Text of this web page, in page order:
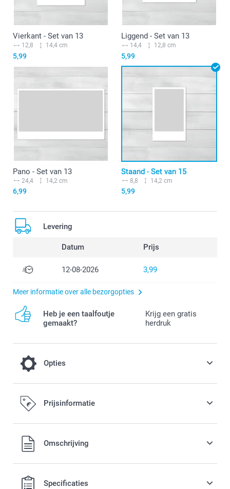
Vierkant - Set van 13
12,8 14,4 cm
5,99
Liggend - Set van 13
14,4 12,8 cm
5,99
Pano - Set van 13
24,4 14,2 cm
6,99
Staand - Set van 15
8,8 14,2 cm
5,99
Levering
Datum Prijs
12-08-2026 3,99
Meer informatie over alle bezorgopties
Heb je een taalfoutje
gemaakt?
Krijg een gratis
herdruk
Opties
Bestel een Design Fotohouder
Vanaf 8,00 / stuk
Opties, prijzen en beschikbaarheid
Prijsinformatie
Alle prijzen zijn in EURO (€) inclusief BTW en exclusief
verzendkosten.Omschrijving
Specificaties